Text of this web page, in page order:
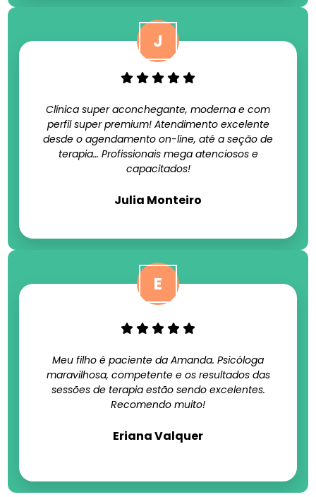
Clínica super aconchegante, moderna e com
perfil super premium! Atendimento excelente
desde o agendamento on-line, até a seção de
terapia… Profissionais mega atenciosos e
capacitados!
Julia Monteiro
Meu filho é paciente da Amanda. Psicóloga
maravilhosa, competente e os resultados das
sessões de terapia estão sendo excelentes.
Recomendo muito!
Eriana Valquer